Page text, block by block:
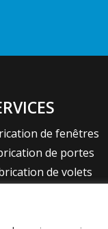
de fenêtres
de portes
de volets
de dressings